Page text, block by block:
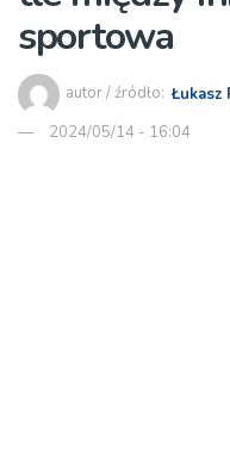
sportowa
autor / źródło: Łukasz
2024/05/14 - 16:04